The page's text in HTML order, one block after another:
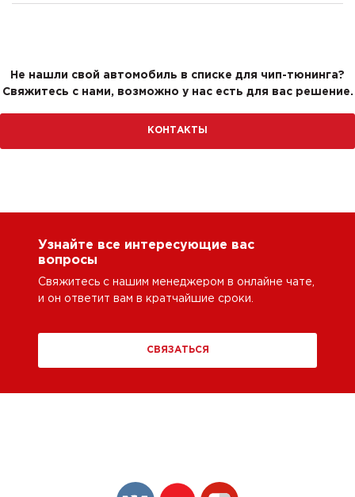
Не нашли свой автомобиль в списке для чип-тюнинга?
Свяжитесь с нами, возможно у нас есть для вас решение.
КОНТАКТЫ
Узнайте все интересующие вас
вопросы
Свяжитесь с нашим менеджером в онлайне чате,
и он ответит вам в кратчайшие сроки.
СВЯЗАТЬСЯ